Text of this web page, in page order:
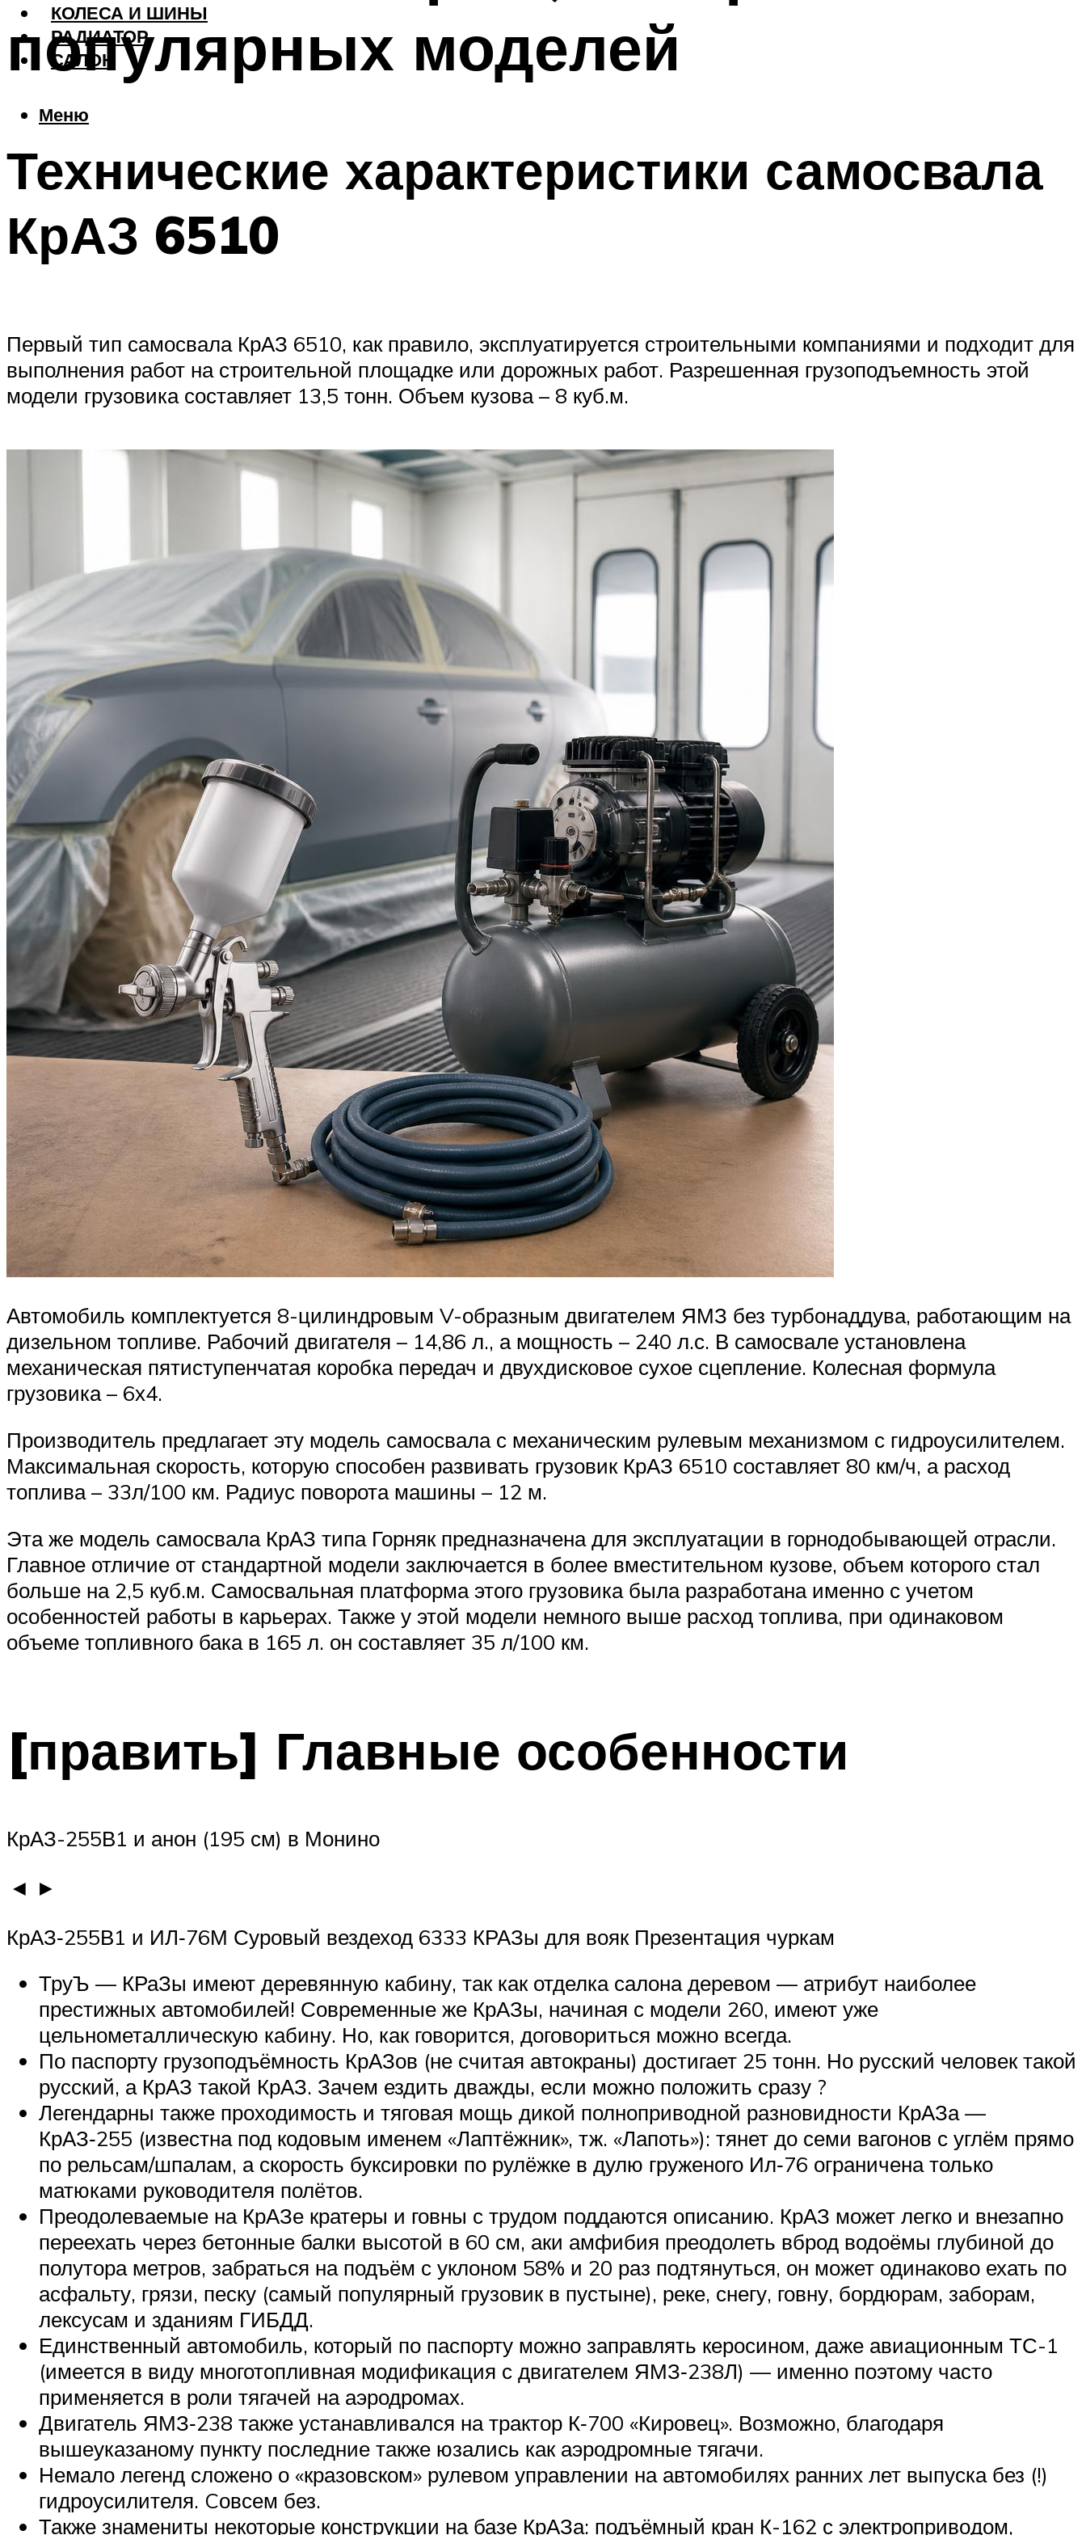
КОЛЕСА И ШИНЫ
РАДИАТОР
САЛОН
Меню
популярных моделей
Технические характеристики самосвала
КрАЗ 6510
Первый тип самосвала КрАЗ 6510, как правило, эксплуатируется строительными компаниями и подходит для
выполнения работ на строительной площадке или дорожных работ. Разрешенная грузоподъемность этой
модели грузовика составляет 13,5 тонн. Объем кузова – 8 куб.м.
Автомобиль комплектуется 8-цилиндровым V-образным двигателем ЯМЗ без турбонаддува, работающим на
дизельном топливе. Рабочий двигателя – 14,86 л., а мощность – 240 л.с. В самосвале установлена
механическая пятиступенчатая коробка передач и двухдисковое сухое сцепление. Колесная формула
грузовика – 6х4.
Производитель предлагает эту модель самосвала с механическим рулевым механизмом с гидроусилителем.
Максимальная скорость, которую способен развивать грузовик КрАЗ 6510 составляет 80 км/ч, а расход
топлива – 33л/100 км. Радиус поворота машины – 12 м.
Эта же модель самосвала КрАЗ типа Горняк предназначена для эксплуатации в горнодобывающей отрасли.
Главное отличие от стандартной модели заключается в более вместительном кузове, объем которого стал
больше на 2,5 куб.м. Самосвальная платформа этого грузовика была разработана именно с учетом
особенностей работы в карьерах. Также у этой модели немного выше расход топлива, при одинаковом
объеме топливного бака в 165 л. он составляет 35 л/100 км.
[править] Главные особенности
КрАЗ-255В1 и анон (195 см) в Монино
◄ ►
КрАЗ‑255В1 и ИЛ‑76М Суровый вездеход 6333 КРАЗы для вояк Презентация чуркам
ТруЪ — КРаЗы имеют деревянную кабину, так как отделка салона деревом — атрибут наиболее
престижных автомобилей! Современные же КрАЗы, начиная с модели 260, имеют уже
цельнометаллическую кабину. Но, как говорится, договориться можно всегда.
По паспорту грузоподъёмность КрАЗов (не считая автокраны) достигает 25 тонн. Но русский человек такой
русский, а КрАЗ такой КрАЗ. Зачем ездить дважды, если можно положить сразу ?
Легендарны также проходимость и тяговая мощь дикой полноприводной разновидности КрАЗа —
КрАЗ‑255 (известна под кодовым именем «Лаптёжник», тж. «Лапоть»): тянет до семи вагонов с углём прямо
по рельсам/шпалам, а скорость буксировки по рулёжке в дулю груженого Ил‑76 ограничена только
матюками руководителя полётов.
Преодолеваемые на КрАЗе кратеры и говны с трудом поддаются описанию. КрАЗ может легко и внезапно
переехать через бетонные балки высотой в 60 см, аки амфибия преодолеть вброд водоёмы глубиной до
полутора метров, забраться на подъём с уклоном 58% и 20 раз подтянуться, он может одинаково ехать по
асфальту, грязи, песку (самый популярный грузовик в пустыне), реке, снегу, говну, бордюрам, заборам,
лексусам и зданиям ГИБДД.
Единственный автомобиль, который по паспорту можно заправлять керосином, даже авиационным ТС-1
(имеется в виду многотопливная модификация с двигателем ЯМЗ‑238Л) — именно поэтому часто
применяется в роли тягачей на аэродромах.
Двигатель ЯМЗ‑238 также устанавливался на трактор К‑700 «Кировец». Возможно, благодаря
вышеуказаному пункту последние также юзались как аэродромные тягачи.
Немало легенд сложено о «кразовском» рулевом управлении на автомобилях ранних лет выпуска без (!)
гидроусилителя. Cовсем без.
Также знамениты некоторые конструкции на базе КрАЗа: подъёмный кран К-162 с электро­при­во­дом,